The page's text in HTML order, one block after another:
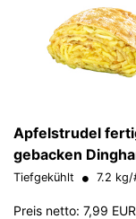
Apfelstrudel
gebacken
Tiefgekühlt 7.2 kg/
Preis netto: 7,99